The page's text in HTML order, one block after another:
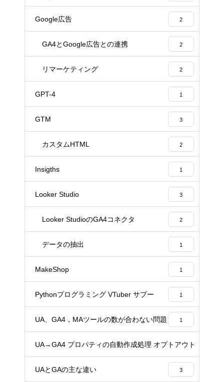
Google広告 2
GA4とGoogle広告との連携 2
リマーケティング 2
GPT-4 1
GTM 3
カスタムHTML 2
Insigths 1
Looker Studio 3
Looker StudioのGA4コネクタ 2
データの抽出 1
MakeShop 1
Pythonプログラミング VTuber サプー 1
UA、GA4，MAツールの数が合わない問題 1
UA→GA4 プロパティの自動作成処理 オプトアウト
UAとGAの主な違い 3